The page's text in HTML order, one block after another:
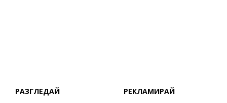
РАЗГЛЕДАЙ РЕКЛАМИРАЙ